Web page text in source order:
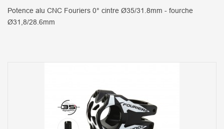
Potence alu CNC Fouriers 0° cintre Ø35/31.8mm - fourche
Ø31,8/28.6mm